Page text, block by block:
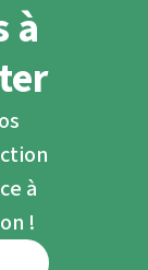
de
à
à
!